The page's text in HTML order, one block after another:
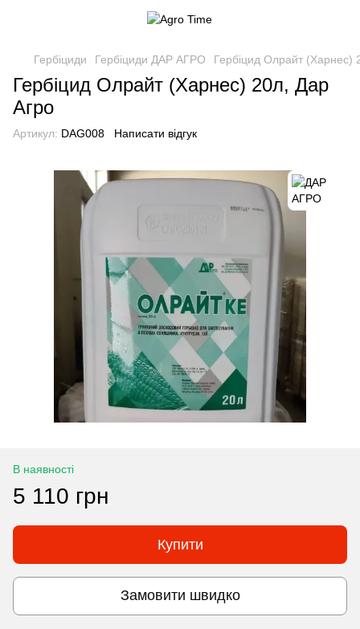
Гербіциди Гербіциди ДАР АГРО Гербіцид Олрайт (Харнес)
Гербіцид Олрайт (Харнес) 20л, Дар
Агро
Артикул: DAG008 Написати відгук
В наявності
5 110 грн
Купити
Замовити швидко